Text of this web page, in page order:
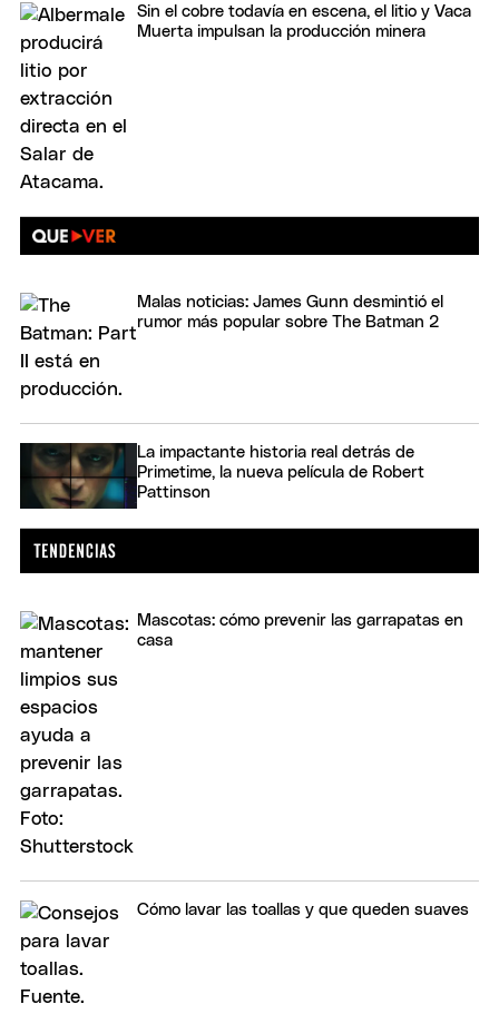
Sin el cobre todavía en escena, el litio y Vaca
Muerta impulsan la producción minera
Malas noticias: James Gunn desmintió el
rumor más popular sobre The Batman 2
La impactante historia real detrás de
Primetime, la nueva película de Robert
Pattinson
Mascotas: cómo prevenir las garrapatas en
casa
Cómo lavar las toallas y que queden suaves